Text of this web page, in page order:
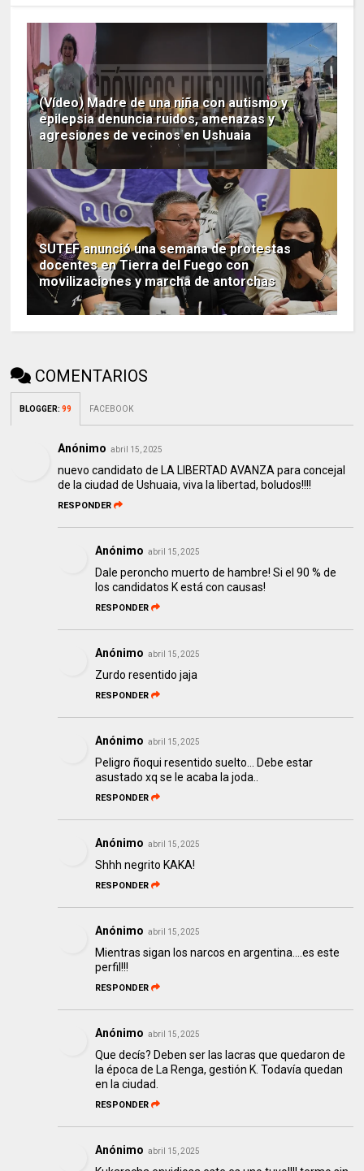
(Vídeo) Madre de una niña con autismo y
epilepsia denuncia ruidos, amenazas y
agresiones de vecinos en Ushuaia
SUTEF anunció una semana de protestas
docentes en Tierra del Fuego con
movilizaciones y marcha de antorchas
COMENTARIOS
BLOGGER:99 FACEBOOK
Anónimo abril 15, 2025
nuevo candidato de LA LIBERTAD AVANZA para concejal
de la ciudad de Ushuaia, viva la libertad, boludos!!!!
RESPONDER
Anónimo abril 15, 2025
Dale peroncho muerto de hambre! Si el 90 % de
los candidatos K está con causas!
RESPONDER
Anónimo abril 15, 2025
Zurdo resentido jaja
RESPONDER
Anónimo abril 15, 2025
Peligro ñoqui resentido suelto... Debe estar
asustado xq se le acaba la joda..
RESPONDER
Anónimo abril 15, 2025
Shhh negrito KAKA!
RESPONDER
Anónimo abril 15, 2025
Mientras sigan los narcos en argentina....es este
perfil!!!
RESPONDER
Anónimo abril 15, 2025
Que decís? Deben ser las lacras que quedaron de
la época de La Renga, gestión K. Todavía quedan
en la ciudad.
RESPONDER
Anónimo abril 15, 2025